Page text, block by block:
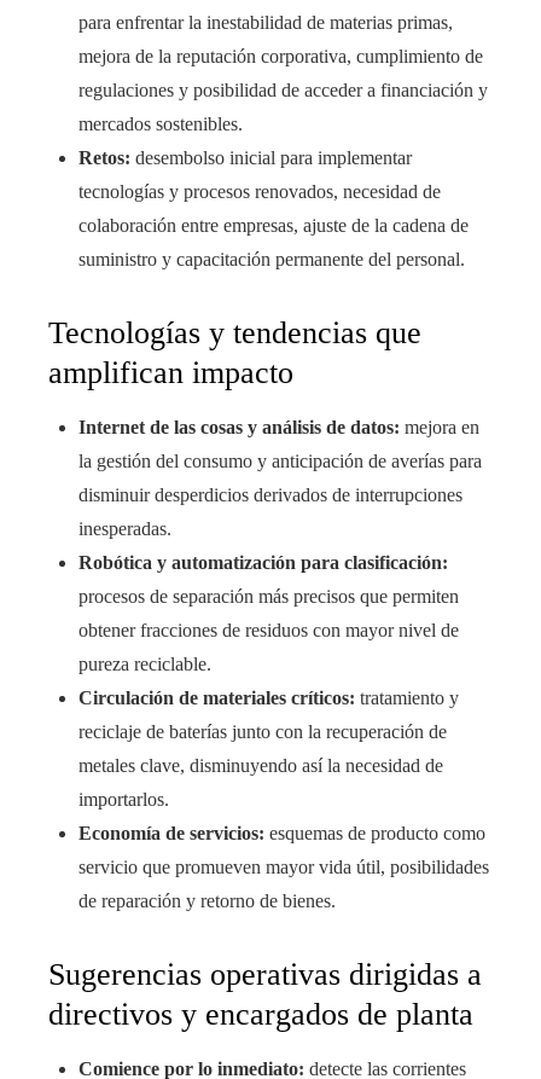
para enfrentar la inestabilidad de materias primas,
mejora de la reputación corporativa, cumplimiento de
regulaciones y posibilidad de acceder a financiación y
mercados sostenibles.
Retos: desembolso inicial para implementar
tecnologías y procesos renovados, necesidad de
colaboración entre empresas, ajuste de la cadena de
suministro y capacitación permanente del personal.
Tecnologías y tendencias que
amplifican impacto
Internet de las cosas y análisis de datos: mejora en
la gestión del consumo y anticipación de averías para
disminuir desperdicios derivados de interrupciones
inesperadas.
Robótica y automatización para clasificación:
procesos de separación más precisos que permiten
obtener fracciones de residuos con mayor nivel de
pureza reciclable.
Circulación de materiales críticos: tratamiento y
reciclaje de baterías junto con la recuperación de
metales clave, disminuyendo así la necesidad de
importarlos.
Economía de servicios: esquemas de producto como
servicio que promueven mayor vida útil, posibilidades
de reparación y retorno de bienes.
Sugerencias operativas dirigidas a
directivos y encargados de planta
Comience por lo inmediato: detecte las corrientes